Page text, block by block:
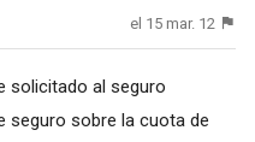
el 15 mar. 12
solicitado al seguro
seguro sobre la cuota de